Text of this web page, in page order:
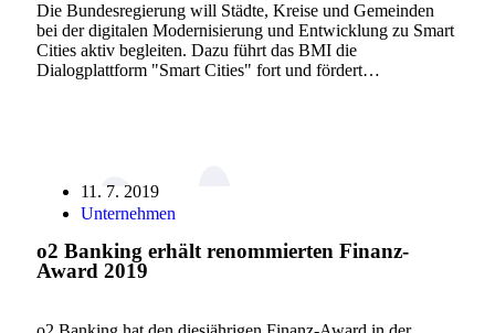
Die Bundesregierung will Städte, Kreise und Gemeinden
bei der digitalen Modernisierung und Entwicklung zu Smart
Cities aktiv begleiten. Dazu führt das BMI die
Dialogplattform "Smart Cities" fort und fördert…
11. 7. 2019
Unternehmen
o2 Banking erhält renommierten Finanz-
Award 2019